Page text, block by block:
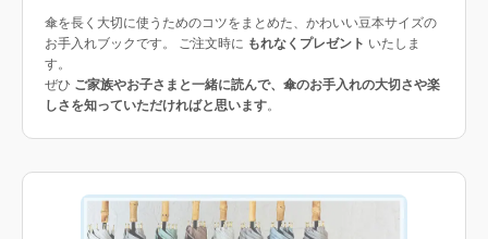
傘を長く大切に使うためのコツをまとめた、かわいい豆本サイズの
お手入れブックです。 ご注文時に もれなくプレゼント いたしま
す。
ぜひ ご家族やお子さまと一緒に読んで、傘のお手入れの大切さや楽
しさを知っていただければと思います。